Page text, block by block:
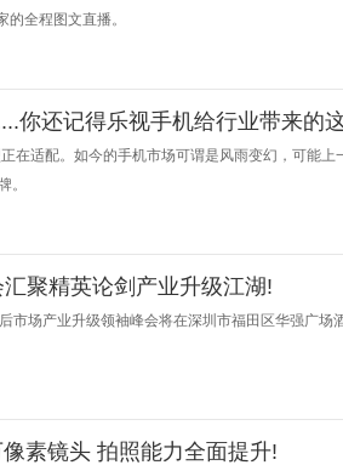
全程图文直播。
你还记得乐视手机给行业带来的
在适配。如今的手机市场可谓是风雨变幻，可能
。
聚精英论剑产业升级江湖!
市场产业升级领袖峰会将在深圳市福田区华强广场
素镜头 拍照能力全面提升!